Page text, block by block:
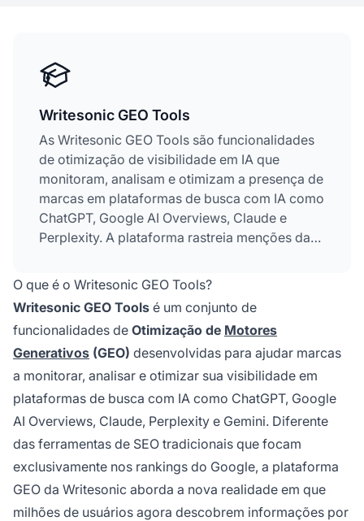
Writesonic GEO Tools
As Writesonic GEO Tools são funcionalidades
de otimização de visibilidade em IA que
monitoram, analisam e otimizam a presença de
marcas em plataformas de busca com IA como
ChatGPT, Google AI Overviews, Claude e
Perplexity. A plataforma rastreia menções da
competitivo, além de fornecer recomendações
respostas geradas por IA. Ela combina
recursos de monitoramento com ferramentas
integradas de criaçãode conteúdopara ajudar
profissionais de marketing a controlar como os
sistemas de IA representam suas marcas.
O que é o Writesonic GEO Tools?
Writesonic GEO Tools é um conjunto de
funcionalidades de Otimização de Motores
Generativos (GEO) desenvolvidas para ajudar marcas
a monitorar, analisar e otimizar sua visibilidade em
plataformas de busca com IA como ChatGPT, Google
AI Overviews, Claude, Perplexity e Gemini. Diferente
das ferramentas de SEO tradicionais que focam
exclusivamente nos rankings do Google, a plataforma
GEO da Writesonic aborda a nova realidade em que
milhões de usuários agora descobrem informações por